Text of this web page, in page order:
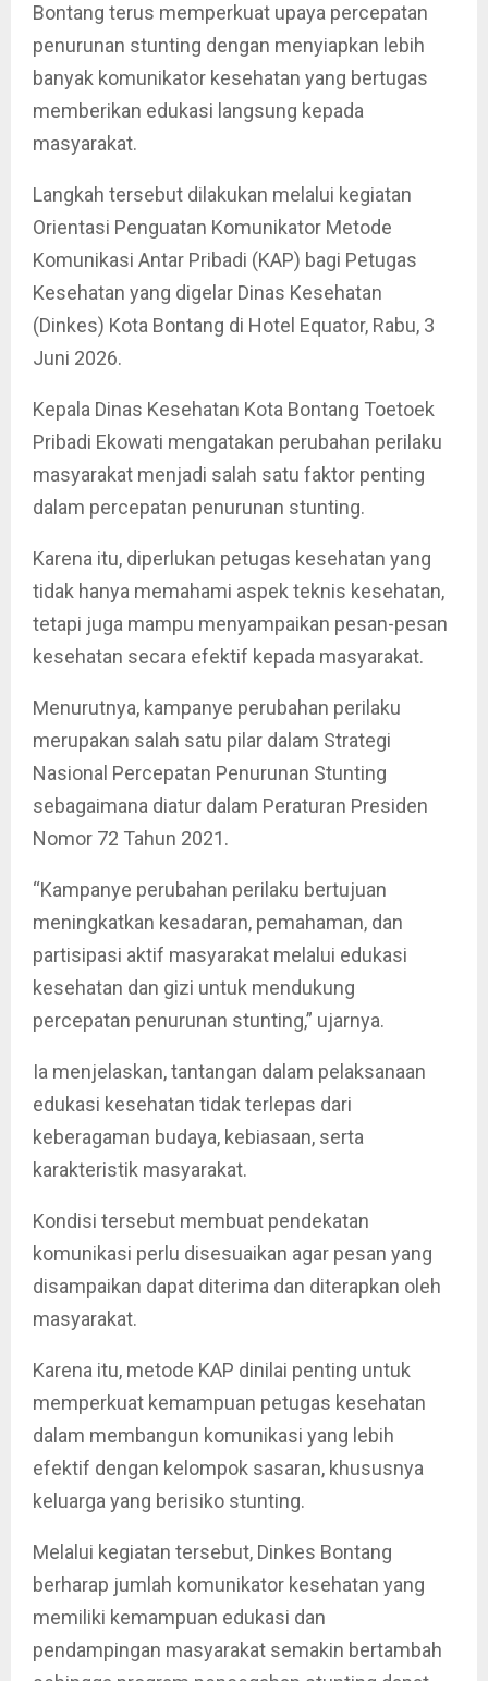
Bontang terus memperkuat upaya percepatan
penurunan stunting dengan menyiapkan lebih
banyak komunikator kesehatan yang bertugas
memberikan edukasi langsung kepada
masyarakat.
Langkah tersebut dilakukan melalui kegiatan
Orientasi Penguatan Komunikator Metode
Komunikasi Antar Pribadi (KAP) bagi Petugas
Kesehatan yang digelar Dinas Kesehatan
(Dinkes) Kota Bontang di Hotel Equator, Rabu, 3
Juni 2026.
Kepala Dinas Kesehatan Kota Bontang Toetoek
Pribadi Ekowati mengatakan perubahan perilaku
masyarakat menjadi salah satu faktor penting
dalam percepatan penurunan stunting.
Karena itu, diperlukan petugas kesehatan yang
tidak hanya memahami aspek teknis kesehatan,
tetapi juga mampu menyampaikan pesan-pesan
kesehatan secara efektif kepada masyarakat.
Menurutnya, kampanye perubahan perilaku
merupakan salah satu pilar dalam Strategi
Nasional Percepatan Penurunan Stunting
sebagaimana diatur dalam Peraturan Presiden
Nomor 72 Tahun 2021.
“Kampanye perubahan perilaku bertujuan
meningkatkan kesadaran, pemahaman, dan
partisipasi aktif masyarakat melalui edukasi
kesehatan dan gizi untuk mendukung
percepatan penurunan stunting,” ujarnya.
Ia menjelaskan, tantangan dalam pelaksanaan
edukasi kesehatan tidak terlepas dari
keberagaman budaya, kebiasaan, serta
karakteristik masyarakat.
Kondisi tersebut membuat pendekatan
komunikasi perlu disesuaikan agar pesan yang
disampaikan dapat diterima dan diterapkan oleh
masyarakat.
Karena itu, metode KAP dinilai penting untuk
memperkuat kemampuan petugas kesehatan
dalam membangun komunikasi yang lebih
efektif dengan kelompok sasaran, khususnya
keluarga yang berisiko stunting.
Melalui kegiatan tersebut, Dinkes Bontang
berharap jumlah komunikator kesehatan yang
memiliki kemampuan edukasi dan
pendampingan masyarakat semakin bertambah